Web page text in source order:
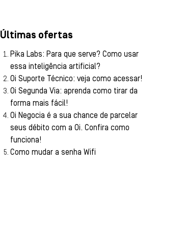
Últimas ofertas
Pika Labs: Para que serve? Como usar
essa inteligência artificial?
Oi Suporte Técnico: veja como acessar!
Oi Segunda Via: aprenda como tirar da
forma mais fácil!
Oi Negocia é a sua chance de parcelar
seus débito com a Oi. Confira como
funciona!
Como mudar a senha Wifi